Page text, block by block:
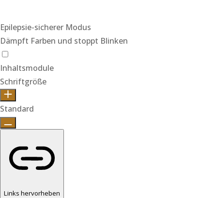
Epilepsie-sicherer Modus
Dämpft Farben und stoppt Blinken
Inhaltsmodule
Schriftgröße
Standard
Links hervorheben